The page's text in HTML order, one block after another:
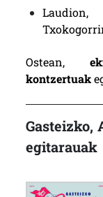
Ostean,
kontzertuak
Gasteizko,
egitarauak